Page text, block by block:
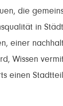
die
in
einer
Wissen
einen